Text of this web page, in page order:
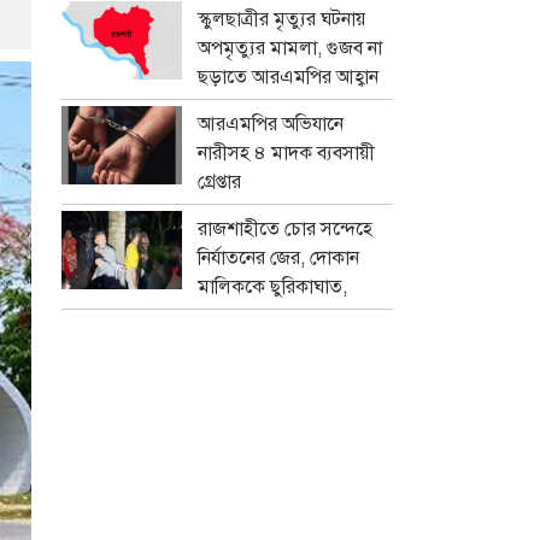
স্কুলছাত্রীর মৃত্যুর ঘটনায়
অপমৃত্যুর মামলা, গুজব না
ছড়াতে আরএমপির আহ্বান
আরএমপির অভিযানে
নারীসহ ৪ মাদক ব্যবসায়ী
গ্রেপ্তার
রাজশাহীতে চোর সন্দেহে
নির্যাতনের জের, দোকান
মালিককে ছুরিকাঘাত,
মামলা